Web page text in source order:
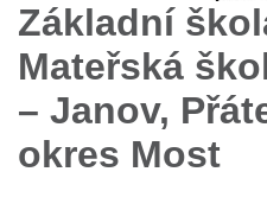
Základní
Mateřská
– Janov,
okres Most